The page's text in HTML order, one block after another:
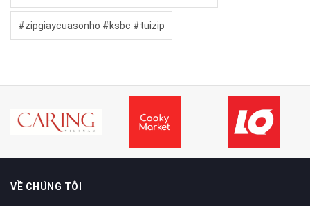
#zipgiaycuasonho #ksbc #tuizip
VỀ CHÚNG TÔI